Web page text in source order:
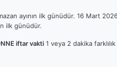
ayının ilk günüdür. 16 Mart
ilk günüdür.
iftar vakti 1 veya 2 dakika